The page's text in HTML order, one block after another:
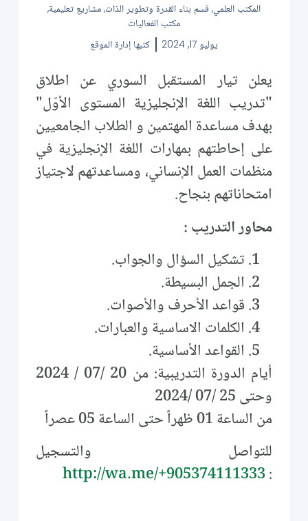
المكتب العلمي, قسم بناء القدرة وتطوير الذات, مشاريع تعليمية,
مكتب الفعاليات
يوليو 17, 2024
كتبها إدارة الموقع
يعلن تيار المستقبل السوري عن اطلاق
"تدريب اللغة الإنجليزية المستوى الأوّل"
بهدف مساعدة المهتمين و الطلاب الجامعيين
على إحاطتهم بمهارات اللغة الإنجليزية في
منظمات العمل الإنساني، ومساعدتهم لاجتياز
امتحاناتهم بنجاح.
محاور التدريب :
تشكيل السؤال والجواب.
الجمل البسيطة.
قواعد الأحرف والأصوات.
الكلمات الاساسية والعبارات.
القواعد الأساسية.
أيام الدورة التدريبية: من 20 /07 / 2024
وحتى 25 /07 /2024
من الساعة 01 ظهراً حتى الساعة 05 عصراً
للتواصل والتسجيل
:
http://wa.me/+905374111333